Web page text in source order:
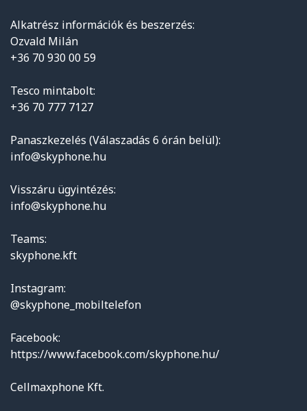
Alkatrész információk és beszerzés:
Ozvald Milán
+36 70 930 00 59
Tesco mintabolt:
+36 70 777 7127
Panaszkezelés (Válaszadás 6 órán belül):
info@skyphone.hu
Visszáru ügyintézés:
info@skyphone.hu
Teams:
skyphone.kft
Instagram:
@skyphone_mobiltelefon
Facebook:
https://www.facebook.com/skyphone.hu/
Cellmaxphone Kft.